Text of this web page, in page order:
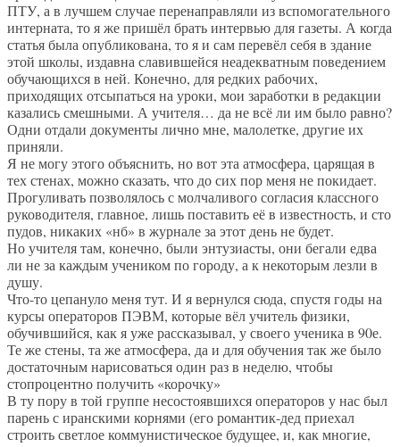
ПТУ, а в лучшем случае перенаправляли из вспомогательного
интерната, то я же пришёл брать интервью для газеты. А когда
статья была опубликована, то я и сам перевёл себя в здание
этой школы, издавна славившейся неадекватным поведением
обучающихся в ней. Конечно, для редких рабочих,
приходящих отсыпаться на уроки, мои заработки в редакции
казались смешными. А учителя… да не всё ли им было равно?
Одни отдали документы лично мне, малолетке, другие их
приняли.
Я не могу этого объяснить, но вот эта атмосфера, царящая в
тех стенах, можно сказать, что до сих пор меня не покидает.
Прогуливать позволялось с молчаливого согласия классного
руководителя, главное, лишь поставить её в известность, и сто
пудов, никаких «нб» в журнале за этот день не будет.
Но учителя там, конечно, были энтузиасты, они бегали едва
ли не за каждым учеником по городу, а к некоторым лезли в
душу.
Что-то цепануло меня тут. И я вернулся сюда, спустя годы на
курсы операторов ПЭВМ, которые вёл учитель физики,
обучившийся, как я уже рассказывал, у своего ученика в 90е.
Те же стены, та же атмосфера, да и для обучения так же было
достаточным нарисоваться один раз в неделю, чтобы
стопроцентно получить «корочку»
В ту пору в той группе несостоявшихся операторов у нас был
парень с иранскими корнями (его романтик-дед приехал
строить светлое коммунистическое будущее, и, как многие,